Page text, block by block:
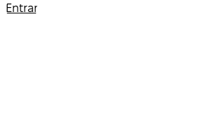
Entrar